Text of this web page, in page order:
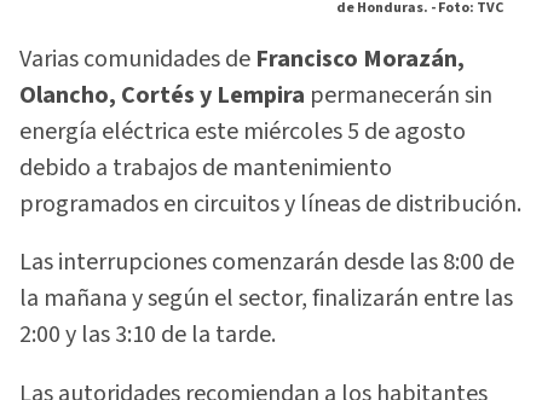
de Honduras. -Foto: TVC
Varias comunidades de Francisco Morazán,
Olancho, Cortés y Lempira permanecerán sin
energía eléctrica este miércoles 5 de agosto
debido a trabajos de mantenimiento
programados en circuitos y líneas de distribución.
Las interrupciones comenzarán desde las 8:00 de
la mañana y según el sector, finalizarán entre las
2:00 y las 3:10 de la tarde.